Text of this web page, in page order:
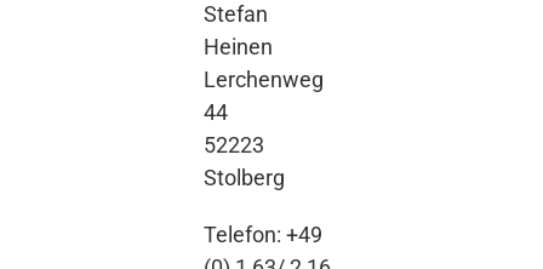
Stefan
Heinen
Lerchenweg
44
52223
Stolberg
Telefon: +49